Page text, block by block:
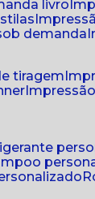
livro
demanda
tiragem